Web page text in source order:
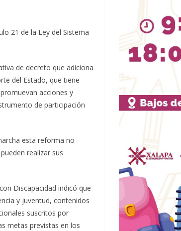
21 de la Ley del Sistema
de decreto que adiciona
del Estado, que tiene
acciones y
de participación
esta reforma no
realizar sus
Discapacidad indicó que
y juventud, contenidos
suscritos por
metas previstas en los